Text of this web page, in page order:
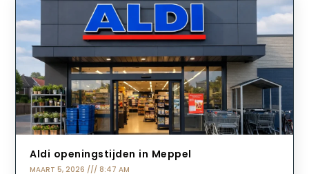
Aldi openingstijden in Meppel
MAART 5, 2026 8:47 AM